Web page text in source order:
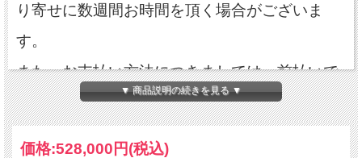
り寄せに数週間お時間を頂く場合がございま
す。
また、お支払い方法につきましては、前払いで
のお振込みをお願いしております。
▼ 商品説明の続きを見る ▼
価格:528,000円(税込)